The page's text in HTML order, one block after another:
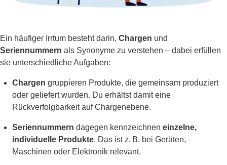
Ein häufiger Irrtum besteht darin, Chargen und
Seriennummern als Synonyme zu verstehen – dabei erfüllen
sie unterschiedliche Aufgaben:
Chargen gruppieren Produkte, die gemeinsam produziert
oder geliefert wurden. Du erhältst damit eine
Rückverfolgbarkeit auf Chargenebene.
Seriennummern dagegen kennzeichnen einzelne,
individuelle Produkte. Das ist z. B. bei Geräten,
Maschinen oder Elektronik relevant.